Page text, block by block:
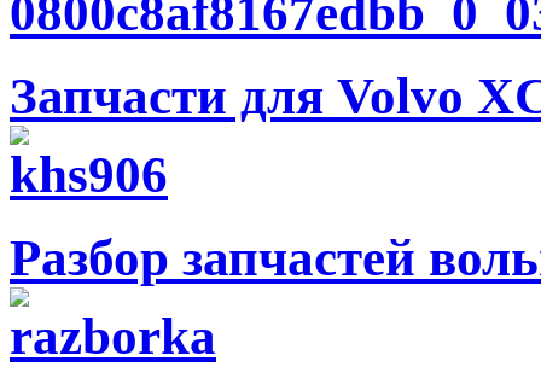
Запчасти для Volvo
Разбор запчастей